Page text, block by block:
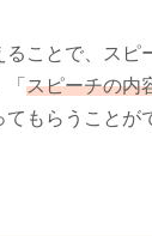
ことで、スピ
スピーチの内
てもらうことが